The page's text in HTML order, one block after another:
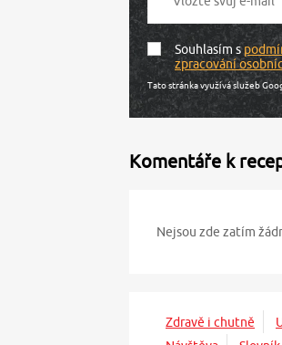
Souhlasím s
zpracování
Tato stránka využívá služeb
Komentáře k
Nejsou zde zatím
Zdravě i chutně